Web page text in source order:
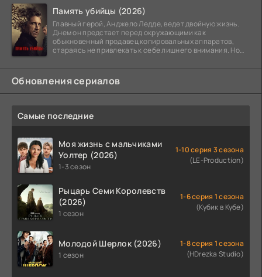
Память убийцы (2026)
Главный герой, Анджело Ледде, ведет двойную жизнь.
Днем он предстает перед окружающими как
обыкновенный продавец копировальных аппаратов,
стараясь не привлекать к себе лишнего внимания. Но
Обновления сериалов
Самые последние
Моя жизнь с мальчиками
Уолтер (2026)
1-3 сезон
1-10 серия 3 сезона
(LE-Production)
Рыцарь Семи Королевств
(2026)
1 сезон
1-6 серия 1 сезона
(Кубик в Кубе)
Молодой Шерлок (2026)
1 сезон
1-8 серия 1 сезона
(HDrezka Studio)